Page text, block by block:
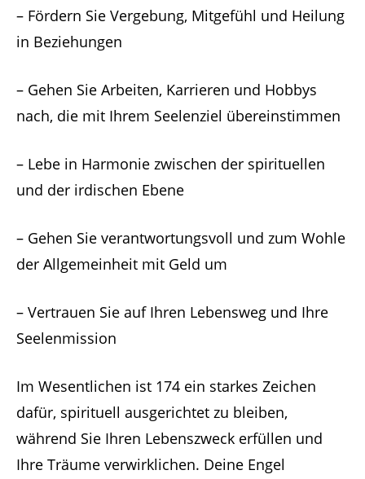
– Fördern Sie Vergebung, Mitgefühl und Heilung
in Beziehungen
– Gehen Sie Arbeiten, Karrieren und Hobbys
nach, die mit Ihrem Seelenziel übereinstimmen
– Lebe in Harmonie zwischen der spirituellen
und der irdischen Ebene
– Gehen Sie verantwortungsvoll und zum Wohle
der Allgemeinheit mit Geld um
– Vertrauen Sie auf Ihren Lebensweg und Ihre
Seelenmission
Im Wesentlichen ist 174 ein starkes Zeichen
dafür, spirituell ausgerichtet zu bleiben,
während Sie Ihren Lebenszweck erfüllen und
Ihre Träume verwirklichen. Deine Engel